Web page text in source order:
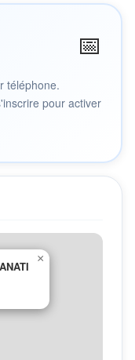
📅
téléphone.
pour activer
×